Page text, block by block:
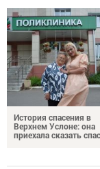
История спасения в
Верхнем Услоне: она
приехала сказать